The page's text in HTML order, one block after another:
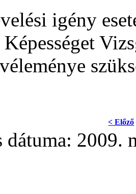
igény
Képességet
< Előző
dátuma: 2009.